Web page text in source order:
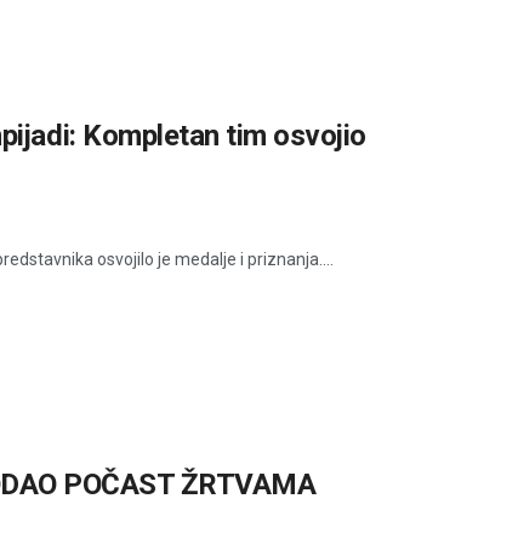
Kompletan tim osvojio
osvojilo je medalje i priznanja....
POČAST ŽRTVAMA